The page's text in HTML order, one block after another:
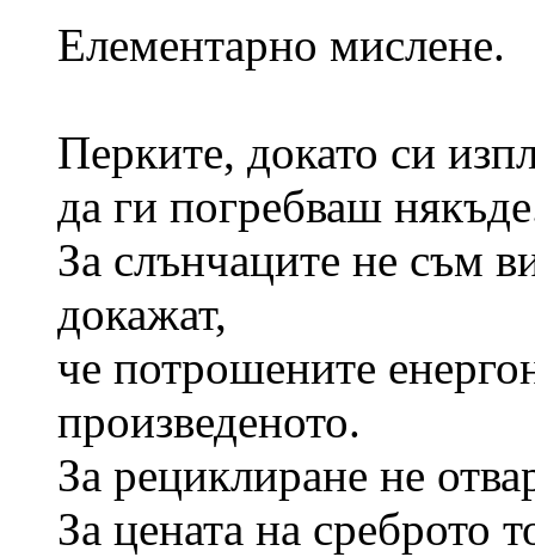
Елементарно мислене.
Перките, докато си
да ги погребваш
За слънчаците не съм
докажат,
че потрошените
произведеното.
За рециклиране не
За цената на среброто